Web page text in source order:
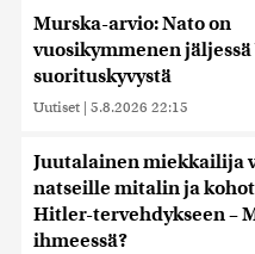
Murska-arvio: Nato on
vuosikymmenen
suorituskyvystä
Uutiset | 5.8.2026 22:15
Juutalainen miekkailija
natseille mitalin ja
Hitler-tervehdykseen –
ihmeessä?